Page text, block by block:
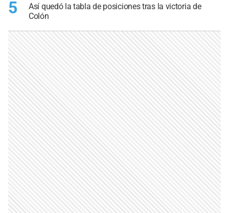
5
Así quedó la tabla de posiciones tras la victoria de
Colón